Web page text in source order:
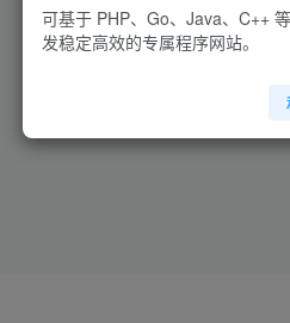
可基于 PHP、Go、Java、C++
发稳定高效的专属程序网站。